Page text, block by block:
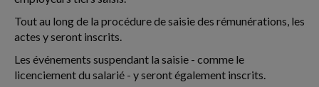
Tout au long de la procédure de saisie des rémunérations, les
actes y seront inscrits.
Les événements suspendant la saisie - comme le
licenciement du salarié - y seront également inscrits.